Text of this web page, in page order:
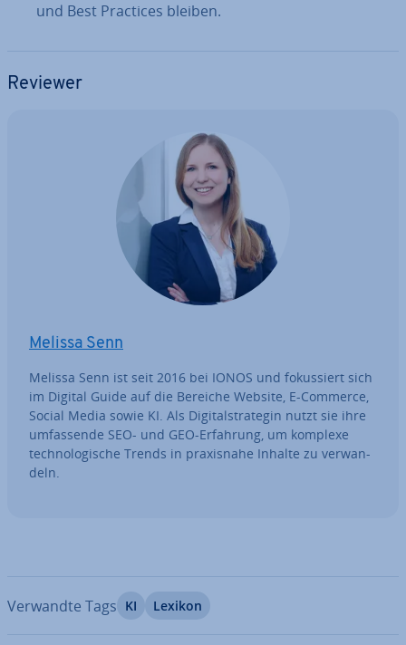
und Best Practices bleiben.
Reviewer
Melissa Senn
Melissa Senn ist seit 2016 bei IONOS und fo­kus­siert sich
im Digital Guide auf die Bereiche Website, E-Commerce,
Social Media sowie KI. Als Di­gi­tal­stra­te­gin nutzt sie ihre
um­fas­sen­de SEO- und GEO-Erfahrung, um komplexe
tech­no­lo­gi­sche Trends in pra­xis­na­he Inhalte zu ver­wan­
deln.
Verwandte Tags KI Lexikon